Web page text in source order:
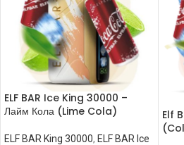
ELF BAR Ice King 30000 –
Лайм Кола (Lime Cola)
ELF BAR King 30000, ELF BAR Ice
Elf